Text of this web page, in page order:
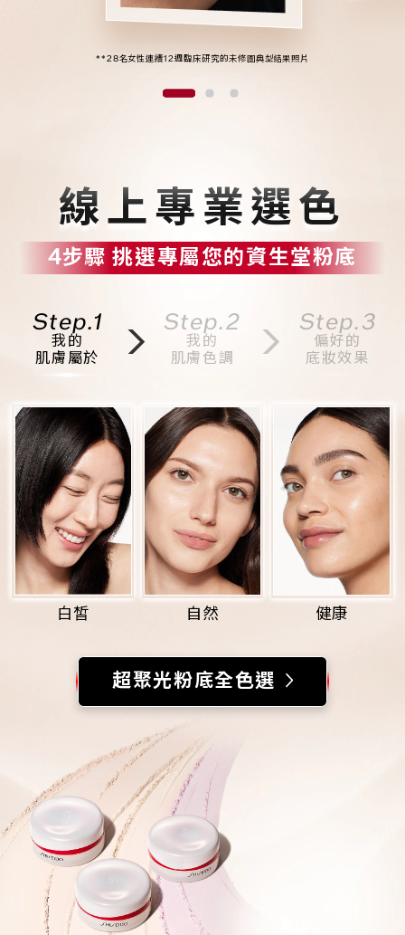
**28名女性連續12週臨床研究的未修圖典型結果照片
線上專業選色
4步驟 挑選專屬您的資生堂粉底
Step.1
我的
肌膚屬於
Step.2
我的
肌膚色調
Step.3
偏好的
底妝效果
白皙 自然 健康
為您推薦
超聚光粉底全色選